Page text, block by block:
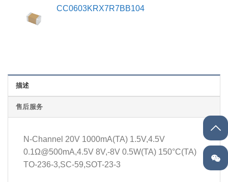
CC0603KRX7R7BB104
描述
售后服务
N-Channel 20V 1000mA(TA) 1.5V,4.5V
0.1Ω@500mA,4.5V 8V,-8V 0.5W(TA) 150°C(TA)
TO-236-3,SC-59,SOT-23-3